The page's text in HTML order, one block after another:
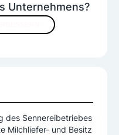
Unternehmens?
des Sennereibetriebes
Milchliefer- und Besitz